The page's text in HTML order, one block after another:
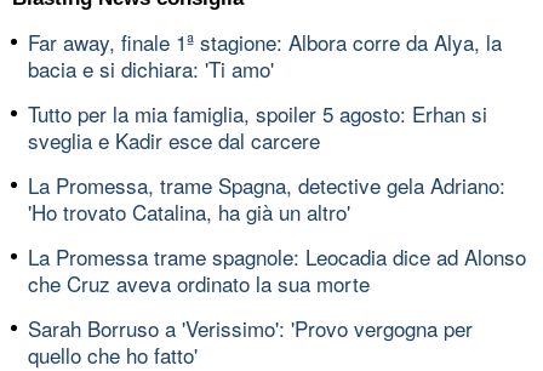
Far away, finale 1ª stagione: Albora corre da Alya, la
bacia e si dichiara: 'Ti amo'
Tutto per la mia famiglia, spoiler 5 agosto: Erhan si
sveglia e Kadir esce dal carcere
La Promessa, trame Spagna, detective gela Adriano:
'Ho trovato Catalina, ha già un altro'
La Promessa trame spagnole: Leocadia dice ad Alonso
che Cruz aveva ordinato la sua morte
Sarah Borruso a 'Verissimo': 'Provo vergogna per
quello che ho fatto'